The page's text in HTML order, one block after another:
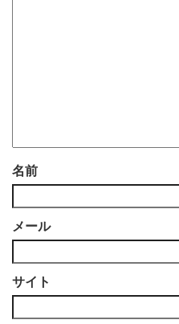
名前
メール
サイト